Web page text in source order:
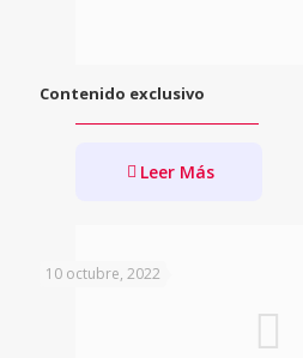
Contenido exclusivo
Leer Más
10 octubre, 2022